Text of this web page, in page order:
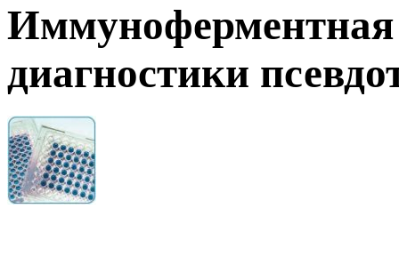
Иммуноферментная
диагностики